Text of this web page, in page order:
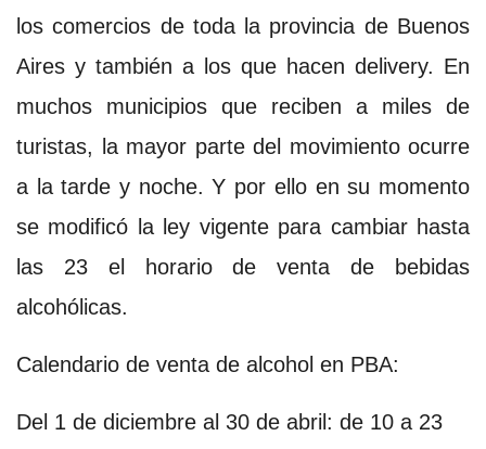
los comercios de toda la provincia de Buenos
Aires y también a los que hacen delivery. En
muchos municipios que reciben a miles de
turistas, la mayor parte del movimiento ocurre
a la tarde y noche. Y por ello en su momento
se modificó la ley vigente para cambiar hasta
las 23 el horario de venta de bebidas
alcohólicas.
Calendario de venta de alcohol en PBA:
Del 1 de diciembre al 30 de abril: de 10 a 23